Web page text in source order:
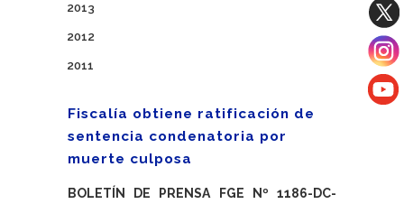
2013
2012
2011
Fiscalía obtiene ratificación de
sentencia condenatoria por
muerte culposa
BOLETÍN DE PRENSA FGE Nº 1186-DC-